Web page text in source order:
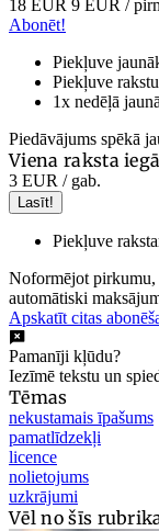
18 EUR 9 EUR /
Abonēt!
Piekļuve
Piekļuve
1x nedēļā
Piedāvājums spēkā
Viena raksta
3 EUR / gab.
Lasīt!
Piekļuve
Noformējot pirkumu,
automātiski
Apskatīt citas
Pamanīji kļūdu?
Iezīmē tekstu un
Tēmas
nekustamais īpašums
pamatlīdzekļi
licence
nolietojums
uzkrājumi
Vēl no šīs